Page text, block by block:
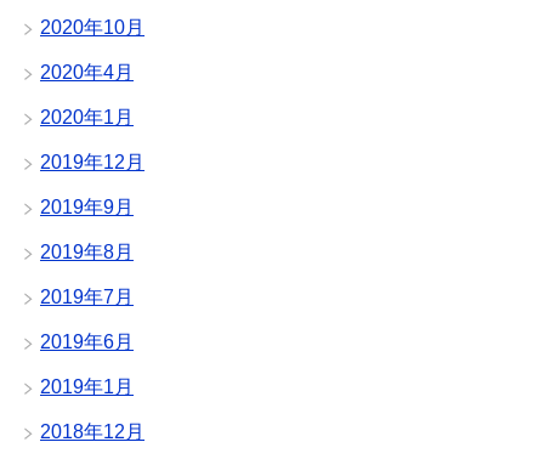
2020年10月
2020年4月
2020年1月
2019年12月
2019年9月
2019年8月
2019年7月
2019年6月
2019年1月
2018年12月